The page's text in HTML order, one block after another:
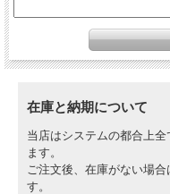
在庫と納期について
当店はシステムの都合上
ます。
ご注文後、在庫がない場
す。